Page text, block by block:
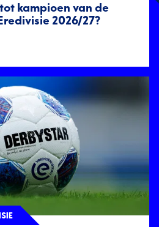
kampioen van de
2026/27?